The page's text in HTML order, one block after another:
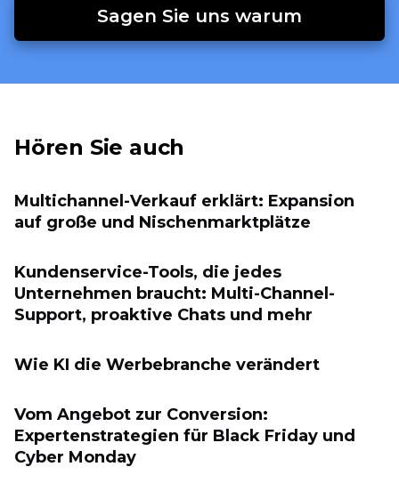
Sagen Sie uns warum
Hören Sie auch
Multichannel-Verkauf erklärt: Expansion
auf große und Nischenmarktplätze
Kundenservice-Tools, die jedes
Unternehmen braucht: Multi-Channel-
Support, proaktive Chats und mehr
Wie KI die Werbebranche verändert
Vom Angebot zur Conversion:
Expertenstrategien für Black Friday und
Cyber ​​Monday